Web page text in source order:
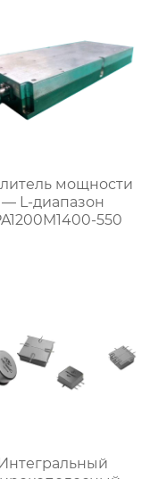
мощности
— L-диапазон
550
Интегральный